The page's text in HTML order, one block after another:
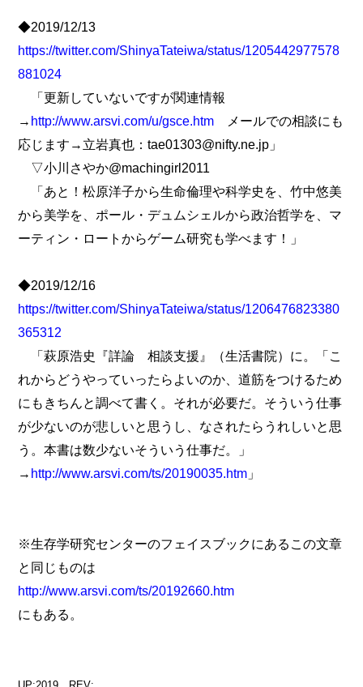
◆2019/12/13
https://twitter.com/ShinyaTateiwa/status/1205442977578
881024
「更新していないですが関連情報
→ http://www.arsvi.com/u/gsce.htm メールでの相談にも
応じます→立岩真也：tae01303@nifty.ne.jp」
▽小川さやか@machingirl2011
「あと！松原洋子から生命倫理や科学史を、竹中悠美
から美学を、ポール・デュムシェルから政治哲学を、マ
ーティン・ロートからゲーム研究も学べます！」
◆2019/12/16
https://twitter.com/ShinyaTateiwa/status/1206476823380
365312
「萩原浩史『詳論 相談支援』（生活書院）に。「こ
れからどうやっていったらよいのか、道筋をつけるため
にもきちんと調べて書く。それが必要だ。そういう仕事
が少ないのが悲しいと思うし、なされたらうれしいと思
う。本書は数少ないそういう仕事だ。」
→ http://www.arsvi.com/ts/20190035.htm 」
※生存学研究センターのフェイスブックにあるこの文章
と同じものは
http://www.arsvi.com/ts/20192660.htm
にもある。